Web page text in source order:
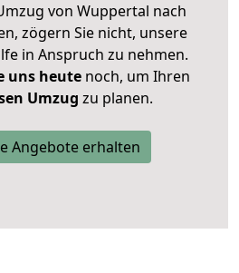
von Wuppertal nach
zögern Sie nicht, unsere
in Anspruch zu nehmen.
uns heutenoch, um Ihren
Umzug zu planen.
Angebote erhalten